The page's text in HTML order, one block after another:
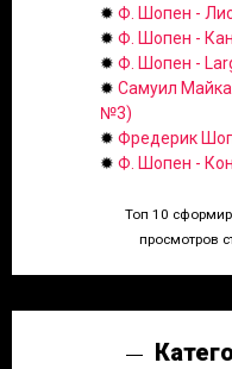
✹ Ф. Шопен -
✹ Ф. Шопен -
✹ Ф. Шопен -
✹ Самуил
№3)
✹ Фредерик
✹ Ф. Шопен -
Топ 10
просмотров